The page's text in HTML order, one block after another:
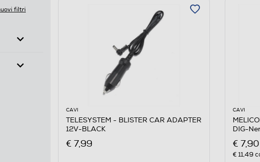
filtri
Marca: AAAMAZE
Marca: CELLULARLINE
CAVI
TELESYSTEM - BLISTER CAR ADAPTER
12V-BLACK
€ 7,99
CAVI
DIG-
€ 7,90
€ 11,49